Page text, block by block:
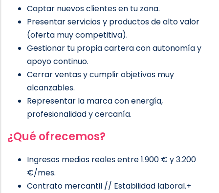
Captar nuevos clientes en tu zona.
Presentar servicios y productos de alto valor
(oferta muy competitiva).
Gestionar tu propia cartera con autonomía y
apoyo continuo.
Cerrar ventas y cumplir objetivos muy
alcanzables.
Representar la marca con energía,
profesionalidad y cercanía.
¿Qué ofrecemos?
Ingresos medios reales entre 1.900 € y 3.200
€/mes.
Contrato mercantil // Estabilidad laboral.+